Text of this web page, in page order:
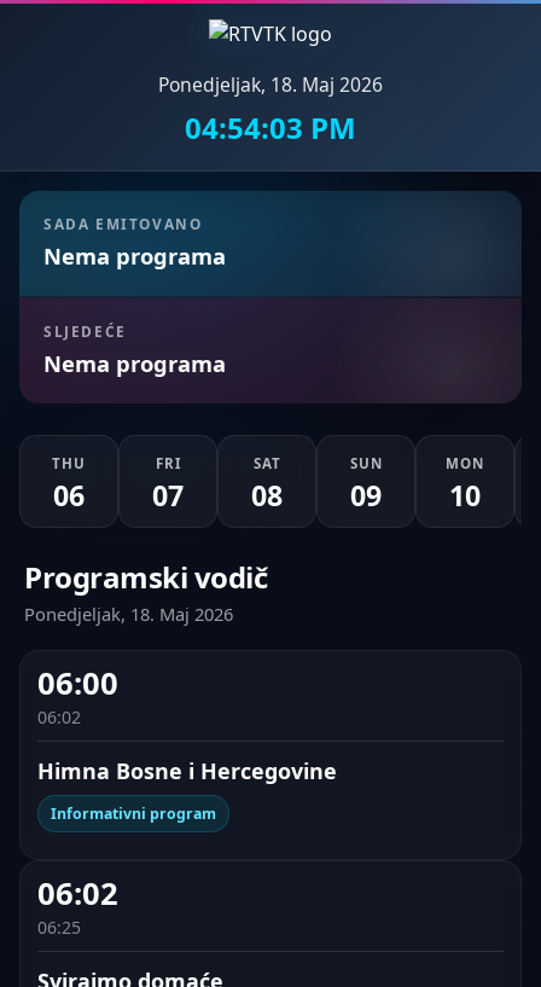
Ponedjeljak, 18. Maj 2026
04:54:05 PM
SADA EMITOVANO
Nema programa
SLJEDEĆE
Nema programa
THU
06
FRI
07
SAT
08
SUN
09
MON
10
Programski vodič
Ponedjeljak, 18. Maj 2026
06:00
06:02
Himna Bosne i Hercegovine
Informativni program
06:02
06:25
Svirajmo domaće